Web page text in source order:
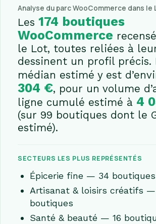
Analyse du parc WooCommerce dans le
Les174 boutiques
WooCommerce
le Lot, toutes reliées à leur
dessinent un profil précis.
médian estimé y est
304 €, pour un volume
ligne cumulé estimé à 4
(sur 99 boutiques dont le
estimé).
SECTEURS LES PLUS REPRÉSENTÉS
Épicerie fine — 34 boutiques
Artisanat & loisirs créatifs —
boutiques
Santé & beauté — 16